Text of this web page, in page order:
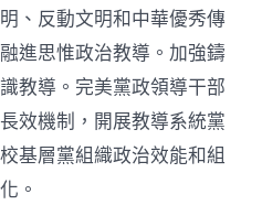
、反動文明和中華優秀傳
進思惟政治教導。加強鑄
教導。完美黨政領導干部
效機制，開展教導系統黨
基層黨組織政治效能和組
。